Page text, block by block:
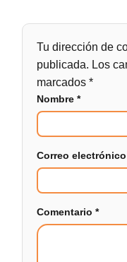
Tu dirección de
publicada. Los
marcados*
Nombre*
Correo
Comentario*